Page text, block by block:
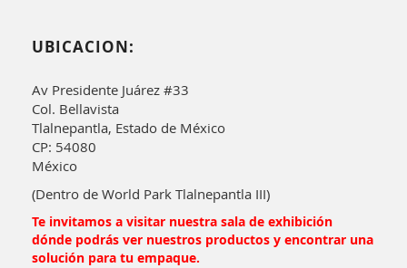
UBICACION:
Av Presidente Juárez #33
Col. Bellavista
Tlalnepantla, Estado de México
CP: 54080
México
(Dentro de World Park Tlalnepantla III)
Te invitamos a visitar nuestra sala de exhibición
dónde podrás ver nuestros productos y encontrar una
solución para tu empaque.